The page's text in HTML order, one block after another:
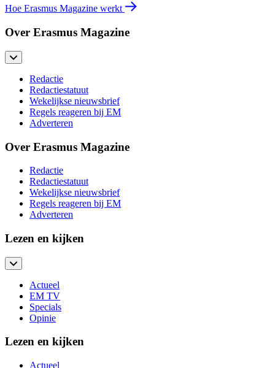
Hoe Erasmus Magazine werkt
Over Erasmus Magazine
Redactie
Redactiestatuut
Wekelijkse nieuwsbrief
Regels reageren bij EM
Adverteren
Over Erasmus Magazine
Redactie
Redactiestatuut
Wekelijkse nieuwsbrief
Regels reageren bij EM
Adverteren
Lezen en kijken
Actueel
EM TV
Specials
Opinie
Lezen en kijken
Actueel